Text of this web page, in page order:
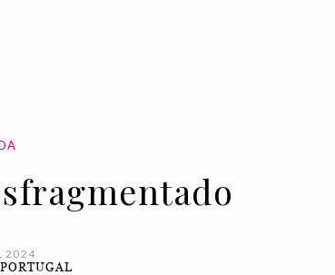
2024